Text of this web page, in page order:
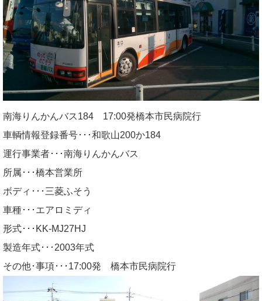
南海りんかんバス184 17:00発橋本市民病院行
車輌情報登録番号･･･和歌山200か184
運行事業者･･･南海りんかんバス
所属･･･橋本営業所
ボディ･･･三菱ふそう
車種･･･エアロミディ
形式･･･KK-MJ27HJ
製造年式･･･2003年式
その他･事項･･･17:00発 橋本市民病院行